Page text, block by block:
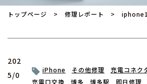
トップページ > 修理レポート >
202
5/0
iPhone その他修理 充電コネク
充電口交換
博多 博多駅 即日修理